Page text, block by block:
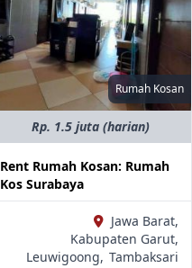
Rumah Kosan
Rp. 1.5 juta (harian)
Rent Rumah Kosan: Rumah
Kos Surabaya
Jawa Barat,
Kabupaten Garut,
Leuwigoong, Tambaksari